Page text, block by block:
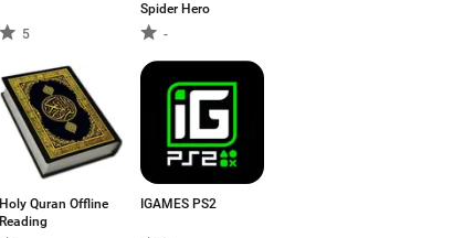
5
Spider Hero
-
Holy Quran Offline
Reading
IGAMES PS2